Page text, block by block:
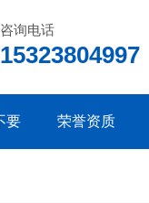
咨询电话
15323804997
要 荣誉资质